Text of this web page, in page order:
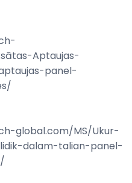
Aptaujas-
panel-
/
global.com/MS/Ukur-
dalam-talian-panel-
/